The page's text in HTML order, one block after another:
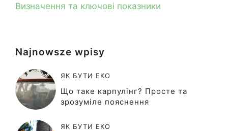
Визначення та ключові показники
Najnowsze wpisy
ЯК БУТИ ЕКО
Що таке карпулінг? Просте та
зрозуміле пояснення
ЯК БУТИ ЕКО